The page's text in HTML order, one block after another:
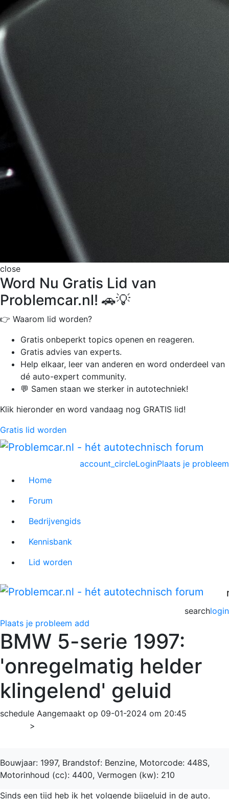
close
Word Nu Gratis Lid van
Problemcar.nl! 🚗💡
👉 Waarom lid worden?
Gratis onbeperkt topics openen en reageren.
Gratis advies van experts.
Help elkaar, leer van anderen en word onderdeel van
dé auto-expert community.
💬 Samen staan we sterker in autotechniek!
Klik hieronder en word vandaag nog GRATIS lid!
Gratis lid worden
Plaats je probleem
account_circleLogin
Home
Forum
Bedrijvengids
Kennisbank
Lid worden
login
search
Plaats je probleem add
BMW 5-serie 1997:
'onregelmatig helder
klingelend' geluid
schedule Aangemaakt op 09-01-2024 om 20:45
>
Bouwjaar: 1997, Brandstof: Benzine, Motorcode: 448S,
Motorinhoud (cc): 4400, Vermogen (kw): 210
Sinds een tijd heb ik het volgende bijgeluid in de auto.